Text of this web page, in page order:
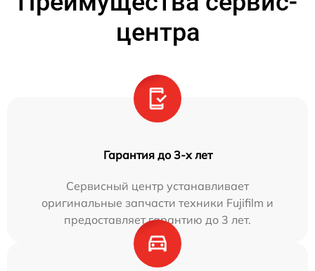
центра
Гарантия до 3-х лет
Сервисный центр устанавливает
оригинальные запчасти техники Fujifilm и
предоставляет гарантию до 3 лет.